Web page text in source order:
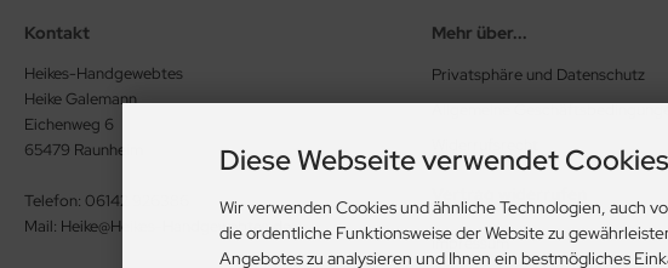
Kontakt
Heikes-Handgewebtes
Heike Galemann
Eichenweg 6
65479 Raunheim
Telefon: 06142 926386
Mail: Heike@Heikes-Handgewebtes.de
Mehr über...
Privatsphäre und Datenschutz
Allgemeine
Widerrufsrecht
Impressum
Diese Webseite verwendet
Wir verwenden Cookies und ähnliche Technologien, auch
die ordentliche Funktionsweise der Website zu
Angebotes zu analysieren und Ihnen ein bestmögliches